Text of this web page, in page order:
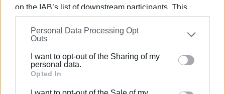
on the IAB’s list of downstream participants. This
information may also be disclosed by us to third parties
on theIAB’s List of Downstream Participants
that may
further disclose it to other third parties.
Please note that this website/app uses one or more
Google services and may gather and store information
Personal Data Processing Opt
Outs
I want to opt-out of the Sharing of my
personal data.
Opted In